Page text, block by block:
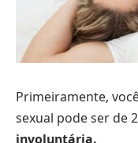
Primeiramente,
sexual pode ser de
involuntária.